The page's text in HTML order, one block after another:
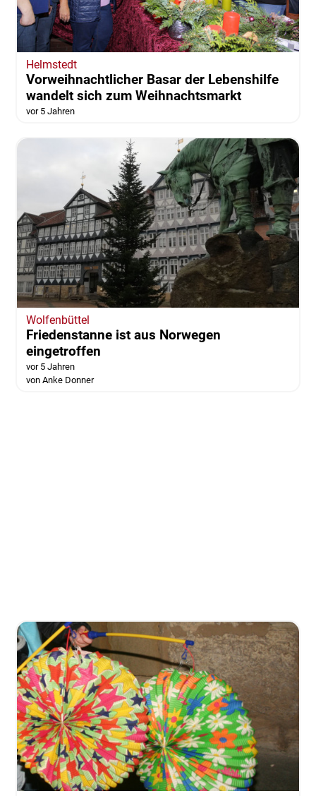
Helmstedt
Vorweihnachtlicher Basar der Lebenshilfe
wandelt sich zum Weihnachtsmarkt
vor 5 Jahren
Wolfenbüttel
Friedenstanne ist aus Norwegen
eingetroffen
vor 5 Jahren
von Anke Donner